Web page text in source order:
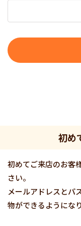
初め
初めてご来店のお客
さい。
メールアドレスとパ
物ができるようにな